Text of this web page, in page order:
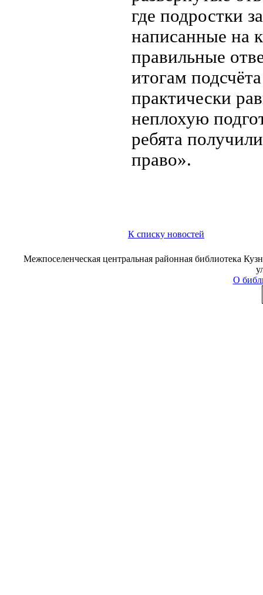
где подростки
написанные на
правильные
итогам
практически
неплохую
ребята
право».
К списку новостей
Межпоселенческая центральная районная библиотека
О